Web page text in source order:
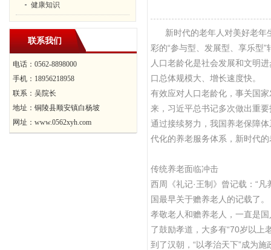
健康知识
联系我们
电话：0562-8898000
手机：18956218958
联系：吴院长
地址：铜陵县顺安镇白杨坡
网址：www.0562xyh.com
新时代的老年人对美好老年
彩的“参与型、发展型、享乐型”
人口老龄化是社会发展和文明
口总体规模大、增长速度快。
有效应对人口老龄化，事关国
来，习近平总书记多次做出重
通过接续努力，我国养老保障
代化的养老服务体系，新时代
传统养老面临冲击
西周《礼记·王制》曾记载：“
国最早关于赡养老人的记载了。
孝敬老人和赡养老人，一直是
了鼓励孝道，大多有“70岁以上
到了汉朝，“以孝治天下”成为